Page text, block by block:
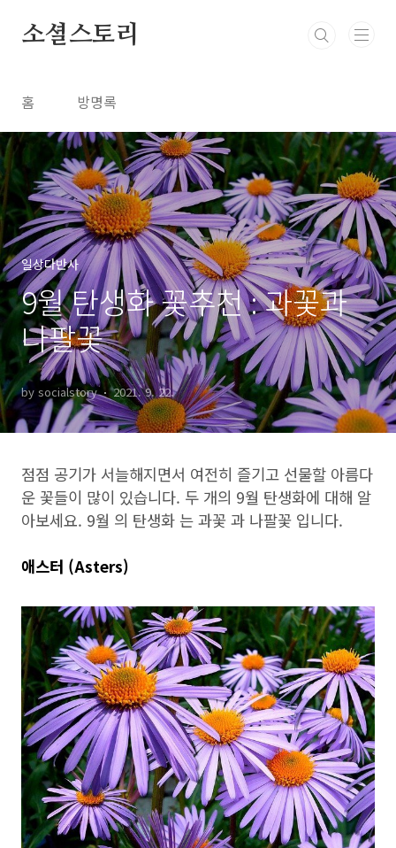
소셜스토리
홈 방명록
일상다반사
9월 탄생화 꽃추천 : 과꽃과
나팔꽃
by socialstory 2021. 9. 22.
점점 공기가 서늘해지면서 여전히 즐기고 선물할 아름다
운 꽃들이 많이 있습니다. 두 개의 9월 탄생화에 대해 알
아보세요. 9월 의 탄생화 는 과꽃 과 나팔꽃 입니다.
애스터 (Asters)